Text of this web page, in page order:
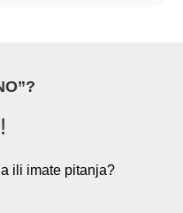
ili imate pitanja?